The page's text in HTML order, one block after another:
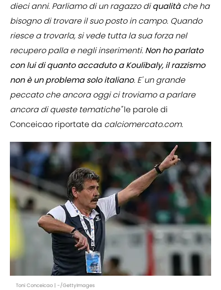
dieci anni. Parliamo di un ragazzo diqualitàche ha
bisogno di trovare il suo posto in campo. Quando
riesce a trovarla, si vede tutta la sua forza nel
recupero palla e negli inserimenti. Non ho parlato
con lui di quanto accaduto a Koulibaly, il razzismo
non è un problema solo italiano. E' un grande
peccato che ancora oggi ci troviamo a parlare
ancora di queste tematiche"le parole di
Conceicao riportate da calciomercato.com.
Toni Conceicao | -/GettyImages